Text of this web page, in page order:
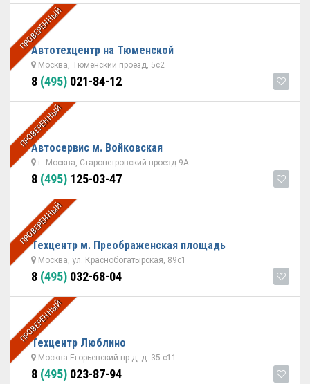
ПРОВЕРЕННЫЙ
Автотехцентр на Тюменской
Москва, Тюменский проезд, 5с2
8 (495) 021-84-12
ПРОВЕРЕННЫЙ
Автосервис м. Войковская
г. Москва, Старопетровский проезд 9А
8 (495) 125-03-47
ПРОВЕРЕННЫЙ
Техцентр м. Преображенская площадь
Москва, ул. Краснобогатырская, 89с1
8 (495) 032-68-04
ПРОВЕРЕННЫЙ
Техцентр Люблино
Москва Егорьевский пр-д, д. 35 с11
8 (495) 023-87-94